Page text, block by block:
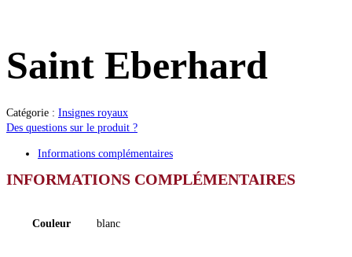
Saint Eberhard
Catégorie : Insignes royaux
Des questions sur le produit ?
Informations complémentaires
INFORMATIONS COMPLÉMENTAIRES
Couleur blanc